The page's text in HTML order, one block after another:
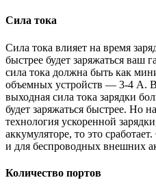
Сила тока
Сила тока влияет на время
быстрее будет заряжаться ваш
сила тока должна быть как
объемных устройств — 3-4 А.
выходная сила тока зарядки
будет заряжаться быстрее. Но
технология ускоренной
аккумуляторе, то это
и для беспроводных внешних
Количество портов